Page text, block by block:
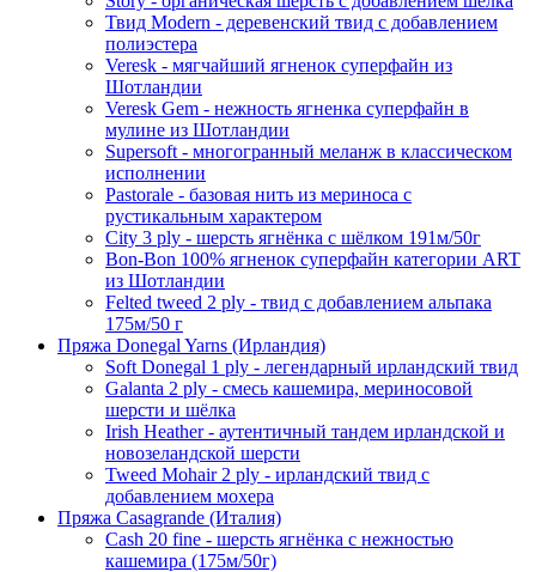
Твид Modern - деревенский твид с добавлением
полиэстера
Veresk - мягчайший ягненок суперфайн из
Шотландии
Veresk Gem - нежность ягненка суперфайн в
мулине из Шотландии
Supersoft - многогранный меланж в классическом
исполнении
Pastorale - базовая нить из мериноса с
рустикальным характером
City 3 ply - шерсть ягнёнка с шёлком 191м/50г
Bon-Bon 100% ягненок суперфайн категории ART
из Шотландии
Felted tweed 2 ply - твид с добавлением альпака
175м/50 г
Пряжа Donegal Yarns (Ирландия)
Soft Donegal 1 ply - легендарный ирландский твид
Galanta 2 ply - смесь кашемира, мериносовой
шерсти и шёлка
Irish Heather - аутентичный тандем ирландской и
новозеландской шерсти
Tweed Mohair 2 ply - ирландский твид с
добавлением мохера
Пряжа Casagrande (Италия)
Cash 20 fine - шерсть ягнёнка с нежностью
кашемира (175м/50г)